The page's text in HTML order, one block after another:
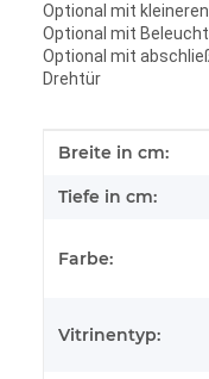
Optional mit
Optional mit
Optional mit
Drehtür
Wert
Breite in cm:
Tiefe in cm:
Farbe:
Vitrinentyp: